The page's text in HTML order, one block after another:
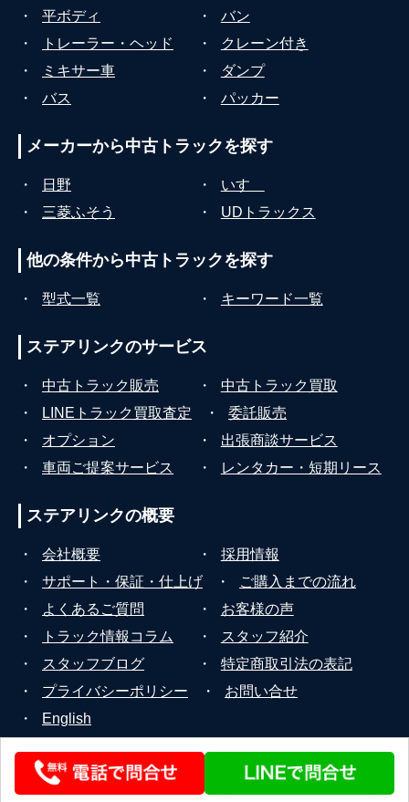
・
平ボディ ・
バン
・
トレーラー・ヘッド ・
クレーン付き
・
ミキサー車 ・
ダンプ
・
バス ・ パッカー
メーカーから中古トラックを探す
・ 日野 ・
いすゞ
・
三菱ふそう ・ UDトラックス
他の条件から中古トラックを探す
・ 型式一覧 ・ キーワード一覧
ステアリンクのサービス
・ 中古トラック販売 ・
中古トラック買取
・
LINEトラック買取査定 ・
委託販売
・
オプション ・
出張商談サービス
・
車両ご提案サービス ・ レンタカー・短期リース
ステアリンクの概要
・ 会社概要 ・
採用情報
・
サポート・保証・仕上げ ・
ご購入までの流れ
・
よくあるご質問 ・
お客様の声
・
トラック情報コラム ・
スタッフ紹介
・
スタッフブログ ・
特定商取引法の表記
・
プライバシーポリシー ・
お問い合せ
・
English
© 2026 STEERLINK Co.,Ltd